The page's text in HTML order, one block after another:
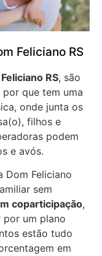
Feliciano RS
RS, são
que tem uma
onde junta os
filhos e
podem
e avós.
Dom Feliciano
sem
coparticipação,
um plano
estão tudo
em